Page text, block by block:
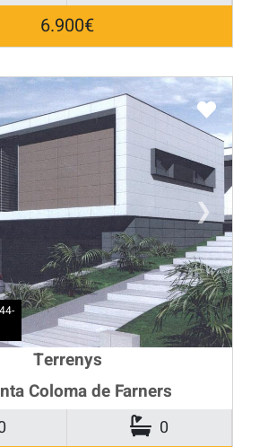
6.900€
❯
Terrenys
Coloma de Farners
0